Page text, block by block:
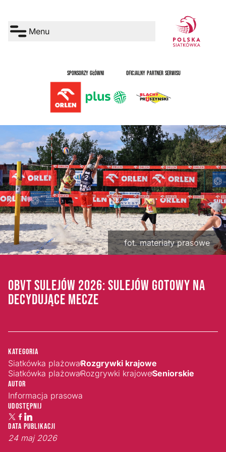
Menu
SPONSORZY GŁÓWNI OFICJALNY PARTNER SERWISU
fot. materiały prasowe
OBVT SULEJÓW 2026: SULEJÓW GOTOWY NA
DECYDUJĄCE MECZE
Kategoria
Siatkówka plażowaRozgrywki krajowe
Siatkówka plażowaRozgrywki krajoweSeniorskie
Autor
Informacja prasowa
Udostępnij
Data publikacji
24 maj 2026